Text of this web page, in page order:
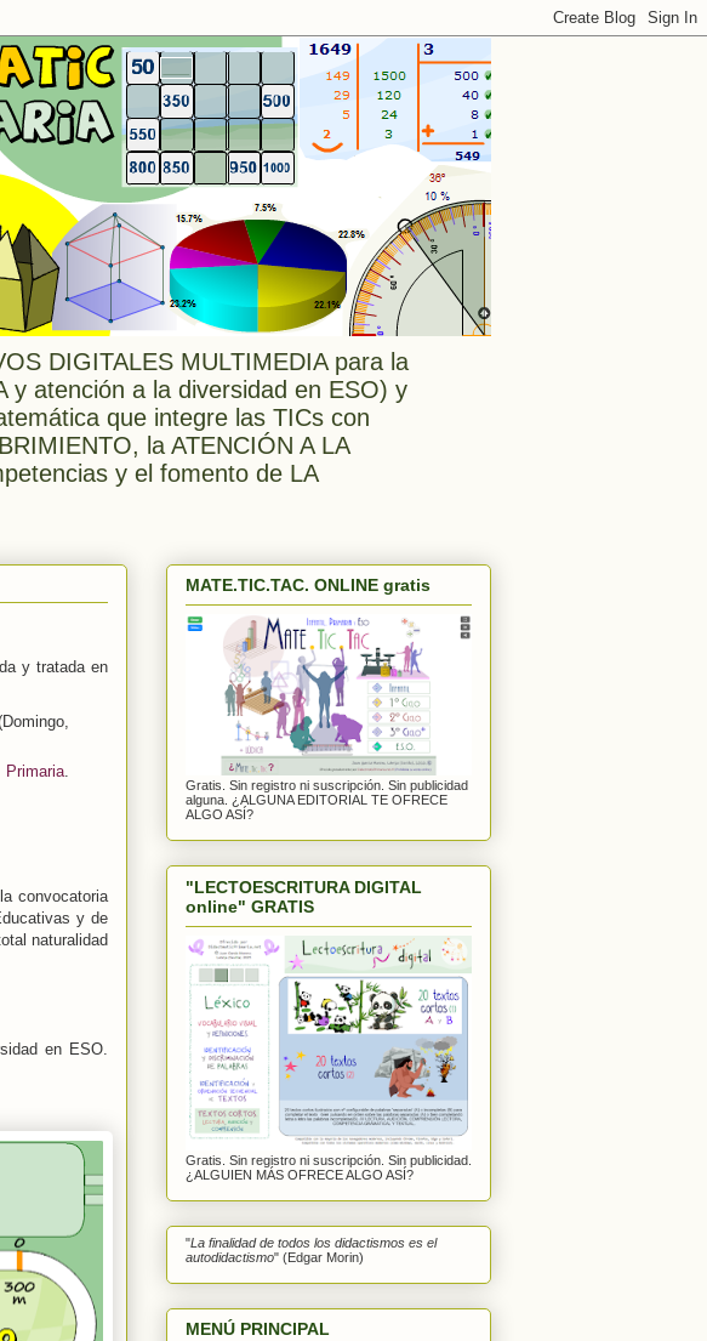
DIGITALES MULTIMEDIA para la
y atención a la diversidad en ESO) y
que integre las TICs con
la ATENCIÓN A LA
y el fomento de LA
y tratada en
(Domingo,
.
convocatoria
y de
naturalidad
en ESO.
MATE.TIC.TAC. ONLINE gratis
Gratis. Sin registro ni suscripción. Sin publicidad
alguna. ¿ALGUNA EDITORIAL TE OFRECE
ALGO ASÍ?
"LECTOESCRITURA DIGITAL
online" GRATIS
Gratis. Sin registro ni suscripción. Sin publicidad.
¿ALGUIEN MÁS OFRECE ALGO ASÍ?
"La finalidad de todos los didactismos es el
autodidactismo" (Edgar Morin)
MENÚ PRINCIPAL